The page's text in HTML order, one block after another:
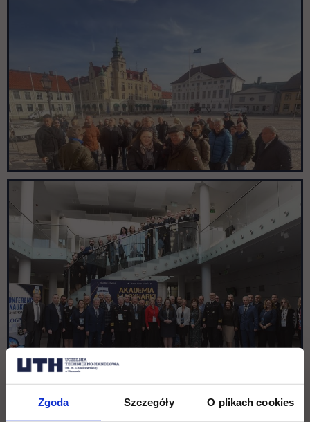
Zgoda Szczegóły O plikach cookies